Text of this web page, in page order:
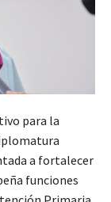
para la
a fortalecer
funciones